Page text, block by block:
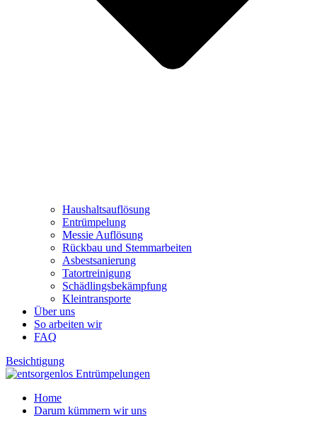
Haushaltsauflösung
Entrümpelung
Messie Auflösung
Rückbau und Stemmarbeiten
Asbestsanierung
Tatortreinigung
Schädlingsbekämpfung
Kleintransporte
Über uns
So arbeiten wir
FAQ
Besichtigung
Home
Darum kümmern wir uns